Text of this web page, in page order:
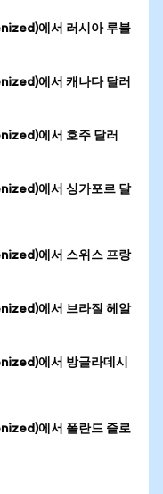
에서 러시아 루블
에서 캐나다 달러
에서 호주 달러
에서 싱가포르 달
에서 스위스 프랑
에서 브라질 헤알
에서 방글라데시
에서 폴란드 즐로